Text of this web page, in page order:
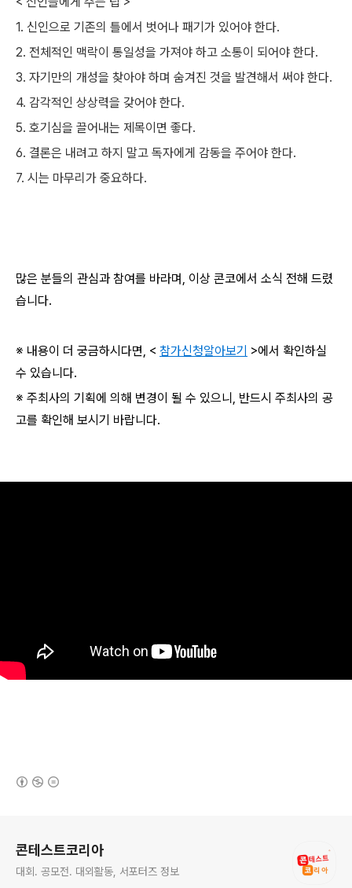
1. 신인으로 기존의 틀에서 벗어나 패기가 있어야 한다.
2. 전체적인 맥락이 통일성을 가져야 하고 소통이 되어야 한다.
3. 자기만의 개성을 찾아야 하며 숨겨진 것을 발견해서 써야 한다.
4. 감각적인 상상력을 갖어야 한다.
5. 호기심을 끌어내는 제목이면 좋다.
6. 결론은 내려고 하지 말고 독자에게 감동을 주어야 한다.
7. 시는 마무리가 중요하다.
많은 분들의 관심과 참여를 바라며, 이상 콘코에서 소식 전해 드렸
습니다.
※ 내용이 더 궁금하시다면, < 참가신청알아보기 >에서 확인하실
수 있습니다.
※ 주최사의 기획에 의해 변경이 될 수 있으니, 반드시 주최사의 공
고를 확인해 보시기 바랍니다.
콘테스트코리아
대회. 공모전. 대외활동, 서포터즈 정보